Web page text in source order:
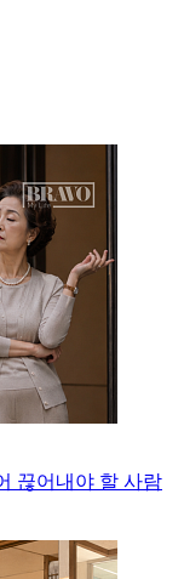
끊어내야 할 사람